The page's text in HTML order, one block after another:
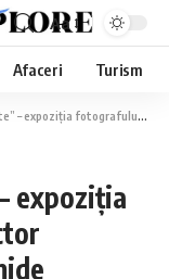
Aa
Afaceri Turism
brazilian Victor Dragonetti la Casa Avramide
expoziția